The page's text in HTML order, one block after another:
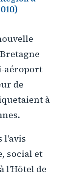
aéroport
de
à
l'avis
social et
l'Hôtel de